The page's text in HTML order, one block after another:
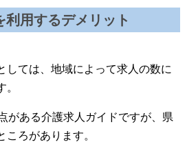
用するデメリット
しては、地域によって求人の数に
がある介護求人ガイドですが、県
ころがあります。